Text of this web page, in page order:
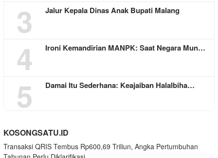
3 Jalur Kepala Dinas Anak Bupati Malang
4 Ironi Kemandirian MANPK: Saat Negara Mun…
5 Damai Itu Sederhana: Keajaiban Halalbiha…
KOSONGSATU.ID
Transaksi QRIS Tembus Rp600,69 Triliun, Angka Pertumbuhan